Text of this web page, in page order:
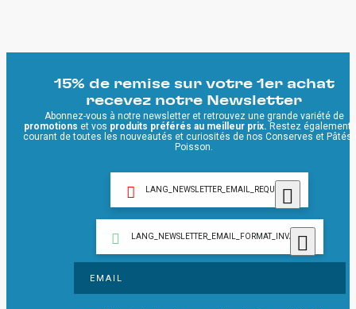
15% de remise sur votre 1er achat
recevez notre Newsletter
Abonnez-vous à notre newsletter et retrouvez une grande variété de
promotions et vos produits préférés au meilleur prix. Restez également
courant de toutes les nouveautés et curiosités de nos Conserves et Pâtés
Poisson.
LANG_NEWSLETTER_EMAIL_REQUIRED
LANG_NEWSLETTER_EMAIL_FORMAT_INVALID